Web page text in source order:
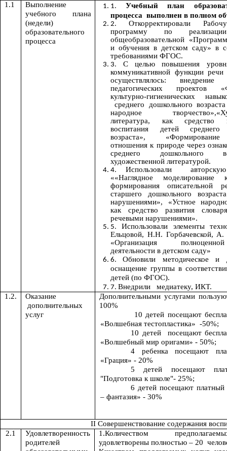
1.1
Выполнение
учебного плана
(недели)
образовательного
процесса
Учебный план
процесса выполнен в полном
Откорректировали
программу по
общеобразовательной
и обучения в детском саду» в
требованиями ФГОС.
С целью повышения
коммуникативной функции речи
осуществлялось:
педагогических проектов
культурно-гигиенических
среднего дошкольного
народное
литература, как средство
воспитания детей среднего
возраста»,
отношения к природе через
среднего дошкольного
художественной литературой.
Использовали
««Наглядное моделирование
формирования описательной
старшего дошкольного
нарушениями», «Устное
как средство развития
речевыми нарушениями».
Использовали элементы
Ельцовой, Н.Н. Горбачевской, А.
«Организация
деятельности в детском саду»
Обновили методическое и
оснащение группы в
детей (по ФГОС).
Внедрили медиатеку, ИКТ.
1.2.
Оказание
дополнительных
услуг
Дополнительными услугами
100%
10 детей посещают
«Волшебная тестопластика» -50%;
10 детей посещают
«Волшебный мир оригами» - 50%;
4 ребенка посещают
«Грация» - 20%
5 детей посещают
"Подготовка к школе"- 25%;
6 детей посещают
– фантазия» - 30%
II Совершенствование содержания
2.1
Удовлетворенность
родителей
1.Количеством
удовлетворены полностью – 20